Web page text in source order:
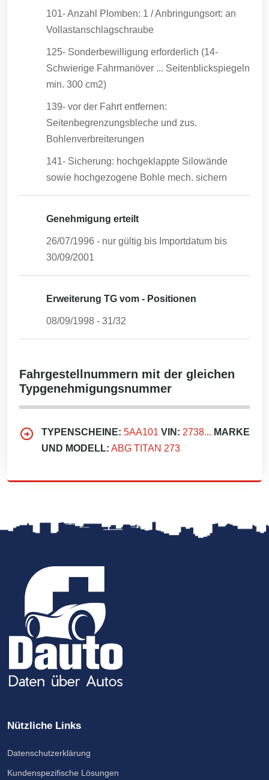
101- Anzahl Plomben: 1 / Anbringungsort: an
Vollastanschlagschraube
125- Sonderbewilligung erforderlich (14-
Schwierige Fahrmanöver ... Seitenblickspiegeln
min. 300 cm2)
139- vor der Fahrt entfernen:
Seitenbegrenzungsbleche und zus.
Bohlenverbreiterungen
141- Sicherung: hochgeklappte Silowände
sowie hochgezogene Bohle mech. sichern
Genehmigung erteilt
26/07/1996 - nur gültig bis Importdatum bis
30/09/2001
Erweiterung TG vom - Positionen
08/09/1998 - 31/32
Fahrgestellnummern mit der gleichen
Typgenehmigungsnummer
TYPENSCHEINE: 5AA101 VIN: 2738... MARKE
UND MODELL: ABG TITAN 273
Nützliche Links
Datenschutzerklärung
Kundenspezifische Lösungen